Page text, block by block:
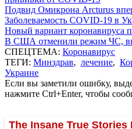
Подвид Омикрона Arcturus
Заболеваемость COVID-19 в
Новый вариант коронавируса
В США отменили режим ЧС,
СПЕЦТЕМА: Коронавирус
ТЕГИ: Минздрав, лечение,
Украине
Если вы заметили ошибку,
нажмите Ctrl+Enter, чтобы